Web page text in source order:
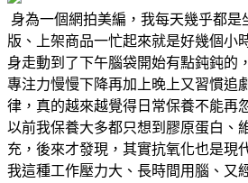
身為一個網拍美編，我每天幾乎都是
版、上架商品一忙起來就是好幾個小
身走動到了下午腦袋開始有點鈍鈍的
專注力慢慢下降再加上晚上又習慣追
律，真的越來越覺得日常保養不能再
以前我保養大多都只想到膠原蛋白、
充，後來才發現，其實抗氧化也是現
我這種工作壓力大、長時間用腦、又